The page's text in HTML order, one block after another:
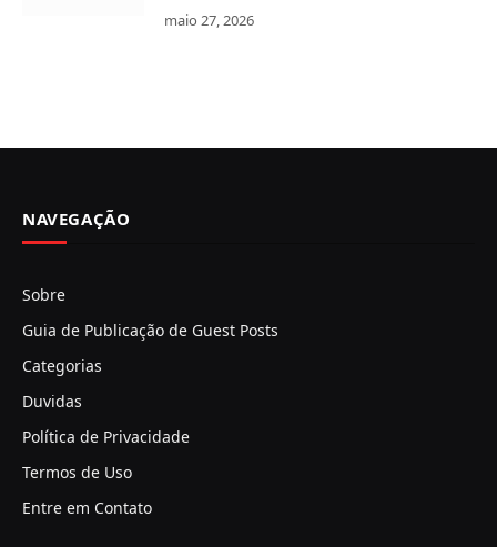
maio 27, 2026
NAVEGAÇÃO
Sobre
Guia de Publicação de Guest Posts
Categorias
Duvidas
Política de Privacidade
Termos de Uso
Entre em Contato